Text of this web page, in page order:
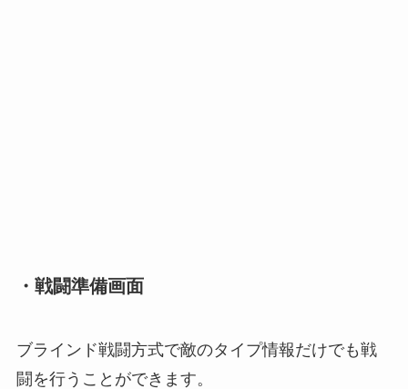
・ 戦闘準備画面
ブラインド戦闘方式で敵のタイプ情報だけでも戦
闘を行うことができます。